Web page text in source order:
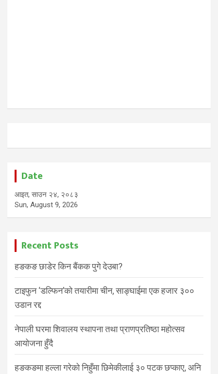
Date
आइत, साउन २४, २०८३
Sun, August 9, 2026
Recent Posts
हङकङ छाडेर किन बैंकक पुगे देउबा?
टाइफुन ‘डल्फिन’को तयारीमा चीन, साङ्घाईमा एक हजार ३००
उडान रद्द
नेपाली घरमा शिवालय स्थापना तथा प्राणप्रतिष्ठा महोत्सव
आयोजना हुँदै
हङकङमा हल्ला गरेको निहुँमा छिमेकीलाई ३० पटक छप्काए, अनि